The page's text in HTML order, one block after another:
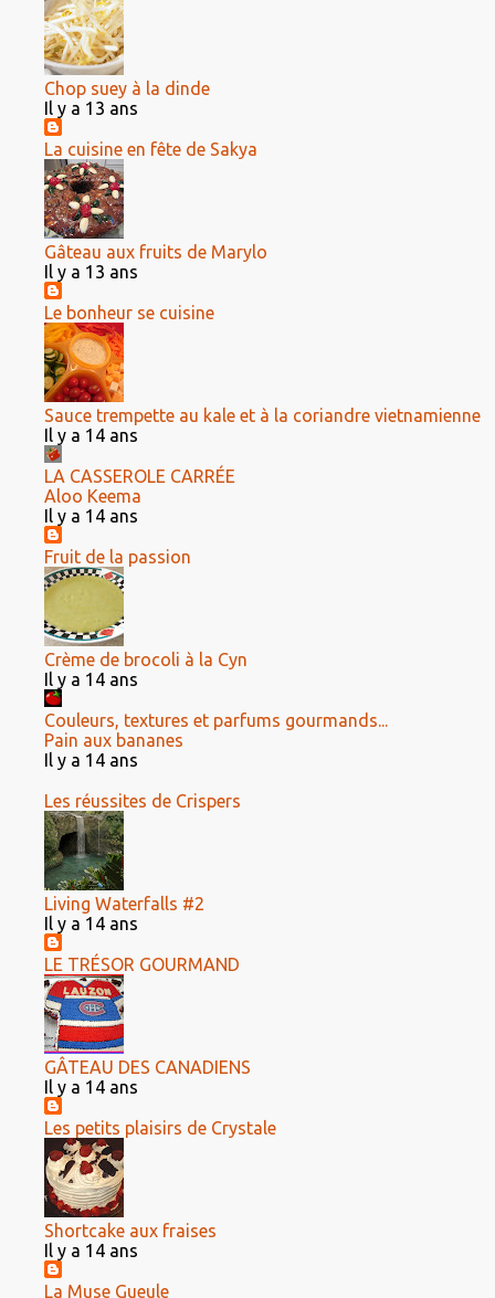
Chop suey à la dinde
Il y a 13 ans
La cuisine en fête de Sakya
Gâteau aux fruits de Marylo
Il y a 13 ans
Le bonheur se cuisine
Sauce trempette au kale et à la coriandre vietnamienne
Il y a 14 ans
LA CASSEROLE CARRÉE
Aloo Keema
Il y a 14 ans
Fruit de la passion
Crème de brocoli à la Cyn
Il y a 14 ans
Couleurs, textures et parfums gourmands...
Pain aux bananes
Il y a 14 ans
Les réussites de Crispers
Living Waterfalls #2
Il y a 14 ans
LE TRÉSOR GOURMAND
GÂTEAU DES CANADIENS
Il y a 14 ans
Les petits plaisirs de Crystale
Shortcake aux fraises
Il y a 14 ans
La Muse Gueule